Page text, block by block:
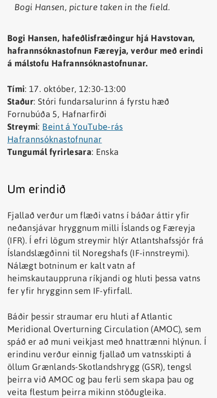
Bogi Hansen, picture taken in the field.
Bogi Hansen, hafeðlisfræðingur hjá Havstovan,
hafrannsóknastofnun Færeyja, verður með erindi
á málstofu Hafrannsóknastofnunar.
Tími: 17. október, 12:30-13:00
Staður: Stóri fundarsalurinn á fyrstu hæð
Fornubúða 5, Hafnarfirði
Streymi: Beint á YouTube-rás
Hafrannsóknastofnunar
Tungumál fyrirlesara: Enska
Um erindið
Fjallað verður um flæði vatns í báðar áttir yfir
neðansjávar hryggnum milli Íslands og Færeyja
(IFR). Í efri lögum streymir hlýr Atlantshafssjór frá
Íslandslægðinni til Noregshafs (IF-innstreymi).
Nálægt botninum er kalt vatn af
heimskautauppruna ríkjandi og hluti þessa vatns
fer yfir hrygginn sem IF-yfirfall.
Báðir þessir straumar eru hluti af Atlantic
Meridional Overturning Circulation (AMOC), sem
spáð er að muni veikjast með hnattrænni hlýnun. Í
erindinu verður einnig fjallað um vatnsskipti á
öllum Grænlands-Skotlandshrygg (GSR), tengsl
þeirra við AMOC og þau ferli sem skapa þau og
veita flestum þeirra mikinn stöðugleika.